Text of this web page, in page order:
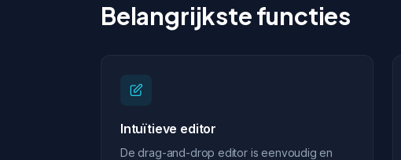
Belangrijkste functies
Intuïtieve editor
De drag-and-drop editor is eenvoudig en